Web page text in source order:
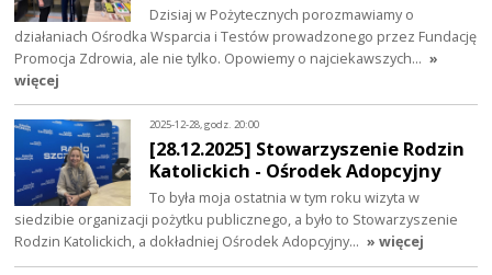
Dzisiaj w Pożytecznych porozmawiamy o
działaniach Ośrodka Wsparcia i Testów prowadzonego przez Fundację
Promocja Zdrowia, ale nie tylko. Opowiemy o najciekawszych… »
więcej
2025-12-28, godz. 20:00
[28.12.2025] Stowarzyszenie Rodzin
Katolickich - Ośrodek Adopcyjny
To była moja ostatnia w tym roku wizyta w
siedzibie organizacji pożytku publicznego, a było to Stowarzyszenie
Rodzin Katolickich, a dokładniej Ośrodek Adopcyjny… » więcej